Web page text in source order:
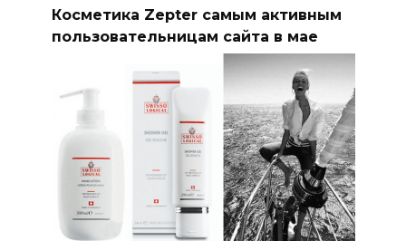
Косметика Zepter самым активным
пользовательницам сайта в мае